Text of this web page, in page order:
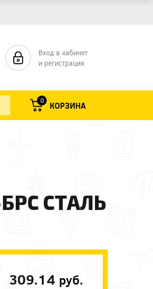
Вход в кабинет
и регистрация
0 КОРЗИНА
СТАЛЬ
309.14 руб.